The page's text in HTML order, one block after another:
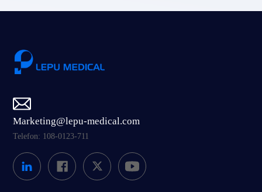
Marketing@lepu-medical.com
Telefon: 108-0123-711